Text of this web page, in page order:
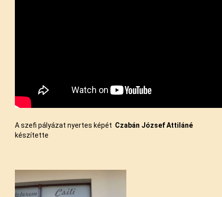
A szefi pályázat nyertes képét Czabán JózsefAttiláné
készítette